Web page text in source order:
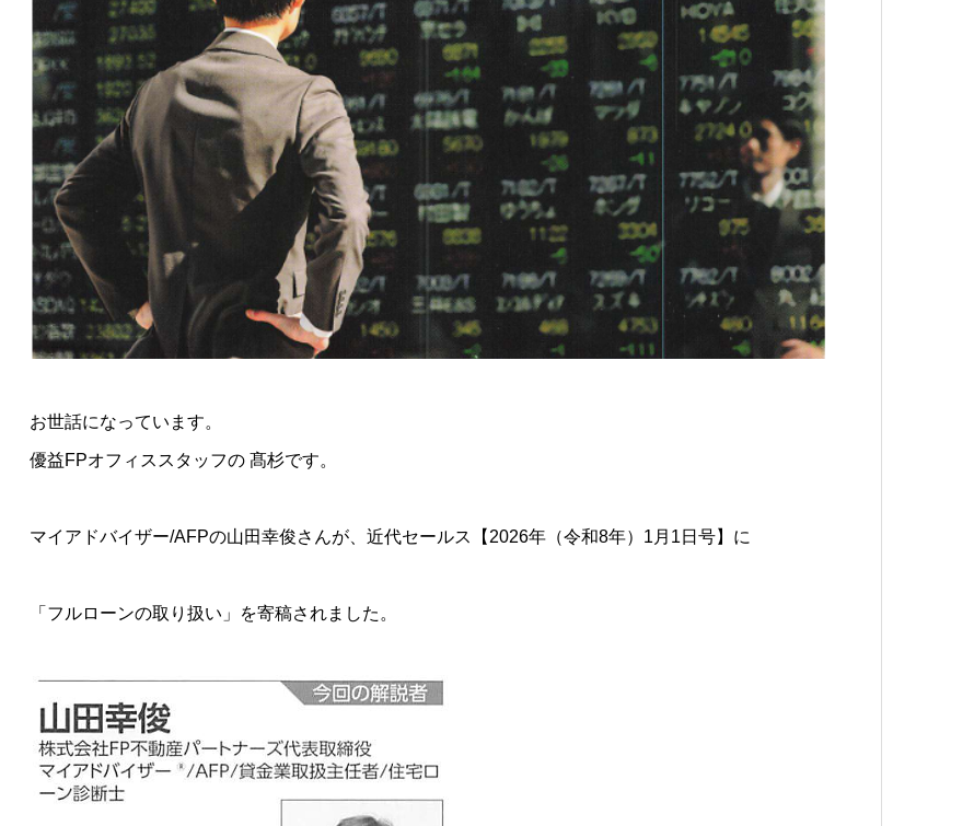
お世話になっています。
優益FPオフィススタッフの 髙杉です。
マイアドバイザー/AFPの山田幸俊さんが、近代セールス【2026年（令和8年）1月1日号】に
「フルローンの取り扱い 」を寄稿されました。